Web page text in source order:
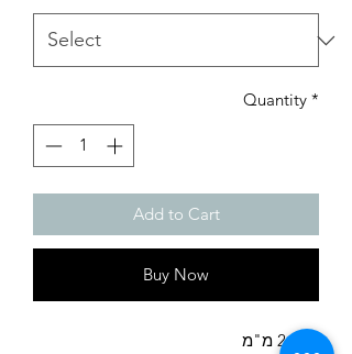
Quantity *
Add to Cart
Buy Now
עובי 2 מ"מ